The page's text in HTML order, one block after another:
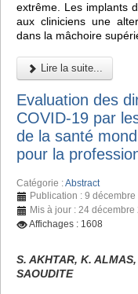
extrême. Les implants
aux cliniciens une
dans la mâchoire
Lire la suite...
Evaluation des
COVID-19 par
de la santé
pour la
Catégorie :Abstract
Publication : 9
Mis à jour : 24 décembre
Affichages : 1608
S. AKHTAR, K.
SAOUDITE